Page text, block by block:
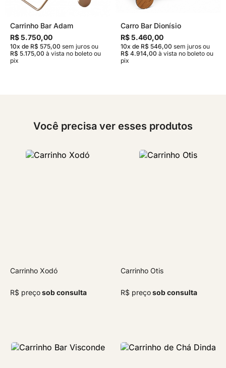
Carrinho Bar Adam
R$ 5.750,00
10x de R$ 575,00 sem juros ou
R$ 5.175,00 à vista no boleto ou
pix
Carro Bar Dionísio
R$ 5.460,00
10x de R$ 546,00 sem juros ou
R$ 4.914,00 à vista no boleto ou
pix
Você precisa ver esses produtos
Carrinho Xodó
R$ preçosob consulta
Carrinho Otis
R$ preçosob consulta